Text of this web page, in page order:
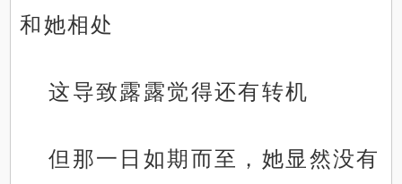
和她相处
这导致露露觉得还有转机
但那一日如期而至，她显然没有